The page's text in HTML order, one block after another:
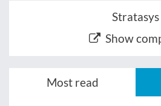
Stratasys
Show
Most read